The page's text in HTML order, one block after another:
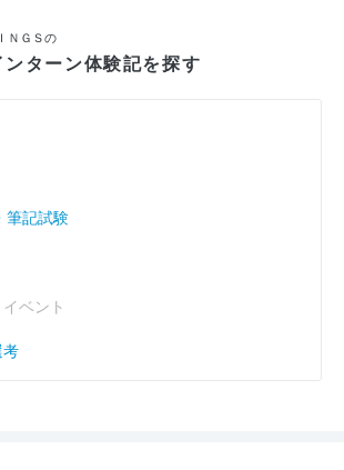
ＮＧＳの
ターン体験記を探す
筆記試験
ベント